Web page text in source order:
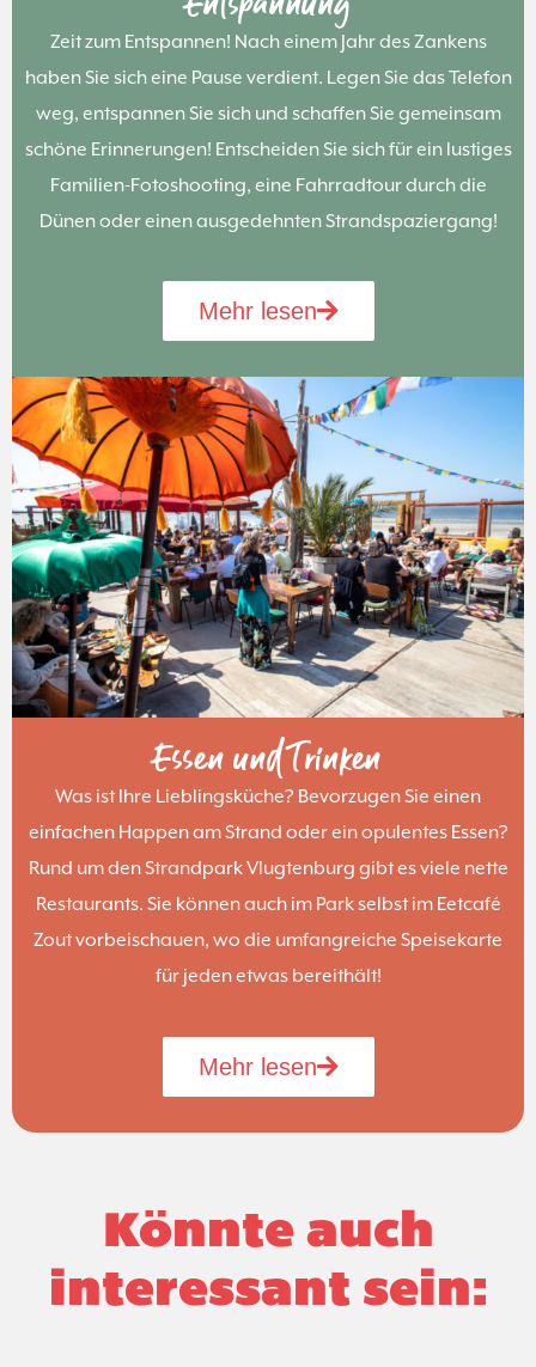
Zeit zum Entspannen! Nach einem Jahr des Zankens
haben Sie sich eine Pause verdient. Legen Sie das Telefon
weg, entspannen Sie sich und schaffen Sie gemeinsam
schöne Erinnerungen! Entscheiden Sie sich für ein lustiges
Familien-Fotoshooting, eine Fahrradtour durch die
Dünen oder einen ausgedehnten Strandspaziergang!
Mehr lesen
Essen und Trinken
Was ist Ihre Lieblingsküche? Bevorzugen Sie einen
einfachen Happen am Strand oder ein opulentes Essen?
Rund um den Strandpark Vlugtenburg gibt es viele nette
Restaurants. Sie können auch im Park selbst im Eetcafé
Zout vorbeischauen, wo die umfangreiche Speisekarte
für jeden etwas bereithält!
Mehr lesen
Könnte auch
interessant sein: